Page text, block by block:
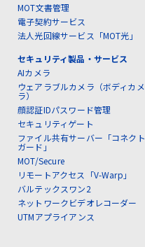
MOT文書管理
電子契約サービス
法人光回線サービス「MOT光」
セキュリティ製品・サービス
AIカメラ
ウェアラブルカメラ（ボディカメ
ラ）
顔認証IDパスワード管理
セキュリティゲート
ファイル共有サーバー「コネクト
ガード」
MOT/Secure
リモートアクセス「V-Warp」
バルテックスワン2
ネットワークビデオレコーダー
UTMアプライアンス